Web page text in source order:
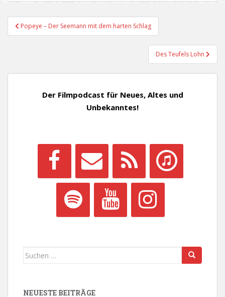
Beitragsnavigation
Popeye – Der Seemann mit dem harten Schlag
Des Teufels Lohn
Der Filmpodcast für Neues, Altes und
Unbekanntes!
Suchen
NEUESTE BEITRÄGE